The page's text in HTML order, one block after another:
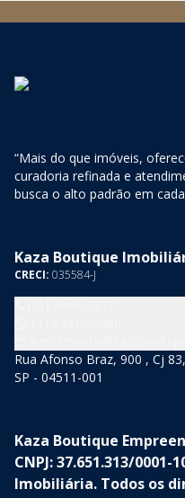
“Mais do que imóveis,
curadoria refinada e
busca o alto padrão em cada
Kaza Boutique
CRECI: 035584-J
Rua Afonso Braz, 900 , Cj
SP - 04511-001
Kaza Boutique
CNPJ: 37.651.313/
Imobiliária. Todos os